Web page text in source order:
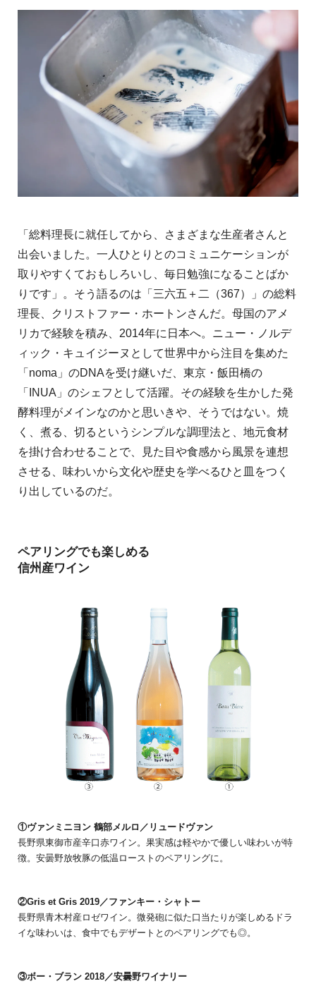
「総料理長に就任してから、さまざまな生産者さんと
出会いました。一人ひとりとのコミュニケーションが
取りやすくておもしろいし、毎日勉強になることばか
りです」。そう語るのは「三六五＋二（367）」の総料
理長、クリストファー・ホートンさんだ。母国のアメ
リカで経験を積み、2014年に日本へ。ニュー・ノルデ
ィック・キュイジーヌとして世界中から注目を集めた
「noma」のDNAを受け継いだ、東京・飯田橋の
「INUA」のシェフとして活躍。その経験を生かした発
酵料理がメインなのかと思いきや、そうではない。焼
く、煮る、切るというシンプルな調理法と、地元食材
を掛け合わせることで、見た目や食感から風景を連想
させる、味わいから文化や歴史を学べるひと皿をつく
り出しているのだ。
ペアリングでも楽しめる
信州産ワイン
①ヴァンミニヨン 鶴部メルロ／リュードヴァン
長野県東御市産辛口赤ワイン。果実感は軽やかで優しい味わいが特
徴。安曇野放牧豚の低温ローストのペアリングに。
②Gris et Gris 2019／ファンキー・シャトー
長野県青木村産ロゼワイン。微発砲に似た口当たりが楽しめるドラ
イな味わいは、食中でもデザートとのペアリングでも◎。
③ボー・ブラン 2018／安曇野ワイナリー